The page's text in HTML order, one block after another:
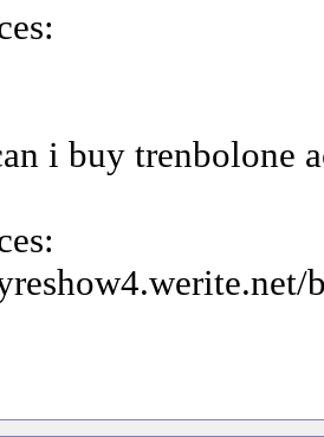
i buy trenbolone